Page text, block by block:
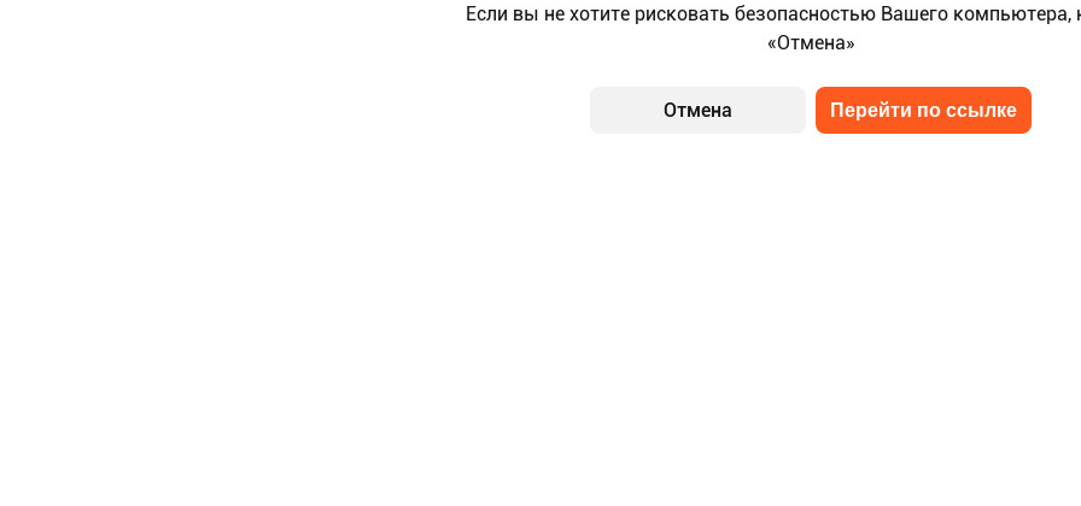
Если вы не хотите рисковать безопасностью Вашего компьютера,
«Отмена»
Отмена Перейти по ссылке